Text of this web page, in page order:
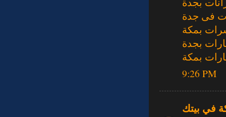
فى جدة
بمكة
بجدة
بمكة
9:26 PM
في بيتك